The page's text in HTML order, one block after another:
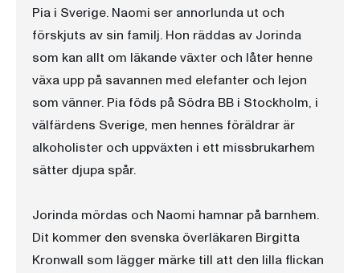
Pia i Sverige. Naomi ser annorlunda ut och
förskjuts av sin familj. Hon räddas av Jorinda
som kan allt om läkande växter och låter henne
växa upp på savannen med elefanter och lejon
som vänner. Pia föds på Södra BB i Stockholm, i
välfärdens Sverige, men hennes föräldrar är
alkoholister och uppväxten i ett missbrukarhem
sätter djupa spår.
Jorinda mördas och Naomi hamnar på barnhem.
Dit kommer den svenska överläkaren Birgitta
Kronwall som lägger märke till att den lilla flickan